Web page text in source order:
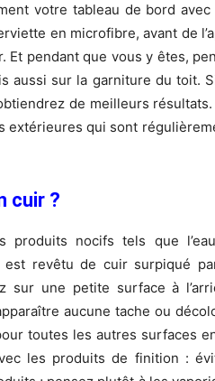
votre tableau de bord
en microfibre, avant de
Et pendant que vous y êtes,
aussi sur la garniture du toit.
de meilleurs
extérieures qui sont
cuir ?
produits nocifs tels que
est revêtu de cuir surpiqué
sur une petite surface à
aucune tache ou
toutes les autres surfaces
les produits de finition :